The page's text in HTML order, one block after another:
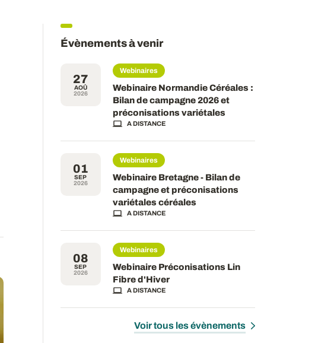
Évènements à venir
27
AOÛ
2026
Webinaires
Webinaire Normandie Céréales :
Bilan de campagne 2026 et
préconisations variétales
A DISTANCE
01
SEP
2026
Webinaires
Webinaire Bretagne - Bilan de
campagne et préconisations
variétales céréales
A DISTANCE
08
SEP
2026
Webinaires
Webinaire Préconisations Lin
Fibre d'Hiver
A DISTANCE
Voir tous les évènements